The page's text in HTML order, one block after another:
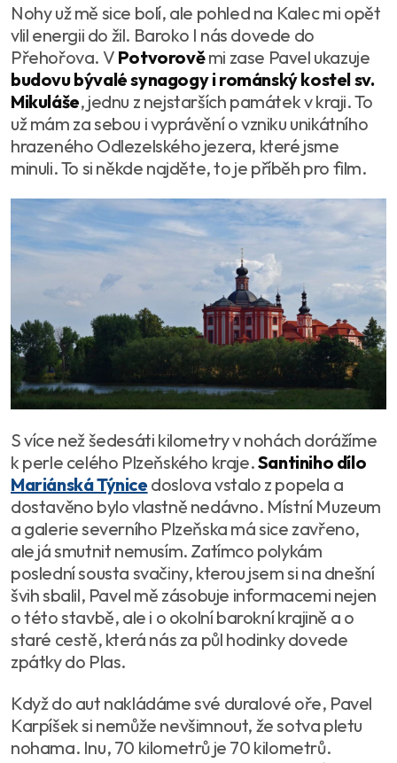
Nohy už mě sice bolí, ale pohled na Kalec mi opět
vlil energii do žil. Baroko I nás dovede do
Přehořova. V Potvorověmi zase Pavel ukazuje
budovu bývalé synagogy i románský kostel sv.
Mikuláše, jednu z nejstarších památek v kraji. To
už mám za sebou i vyprávění o vzniku unikátního
hrazeného Odlezelského jezera, které jsme
minuli. To si někde najděte, to je příběh pro film.
S více než šedesáti kilometry v nohách dorážíme
k perle celého Plzeňského kraje.Santiniho dílo
Mariánská Týnice doslova vstalo z popela a
dostavěno bylo vlastně nedávno. Místní Muzeum
a galerie severního Plzeňska má sice zavřeno,
ale já smutnit nemusím. Zatímco polykám
poslední sousta svačiny, kterou jsem si na dnešní
švih sbalil, Pavel mě zásobuje informacemi nejen
o této stavbě, ale i o okolní barokní krajině a o
staré cestě, která nás za půl hodinky dovede
zpátky do Plas.
Když do aut nakládáme své duralové oře, Pavel
Karpíšek si nemůže nevšimnout, že sotva pletu
nohama. Inu, 70 kilometrů je 70 kilometrů.